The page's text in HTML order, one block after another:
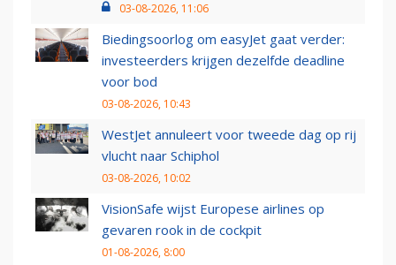
03-08-2026, 11:06
Biedingsoorlog om easyJet gaat verder:
investeerders krijgen dezelfde deadline
voor bod
03-08-2026, 10:43
WestJet annuleert voor tweede dag op rij
vlucht naar Schiphol
03-08-2026, 10:02
VisionSafe wijst Europese airlines op
gevaren rook in de cockpit
01-08-2026, 8:00